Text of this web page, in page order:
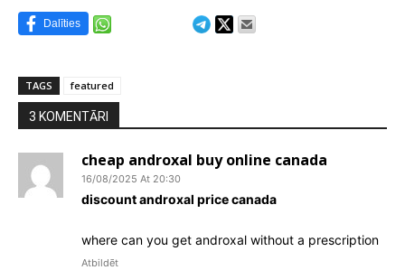
Dalīties
TAGS featured
3 KOMENTĀRI
cheap androxal buy online canada
16/08/2025 At 20:30
discount androxal price canada
where can you get androxal without a prescription
Atbildēt